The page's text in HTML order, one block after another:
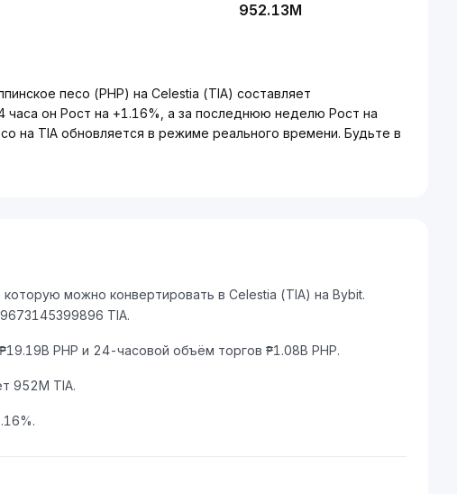
952.13M
песо (PHP) на Celestia (TIA) составляет
он Рост на +1.16%, а за последнюю неделю Рост на
на TIA обновляется в режиме реального времени. Будьте в
можно конвертировать в Celestia (TIA) на Bybit.
TIA.
PHP и 24-часовой объём торгов ₱1.08B PHP.
952M TIA.